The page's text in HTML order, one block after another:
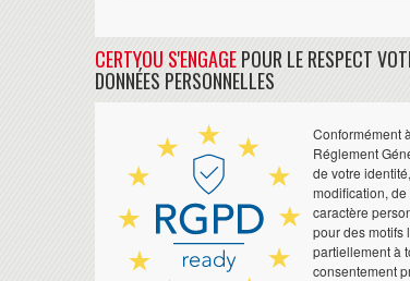
CERTYOU S'ENGAGEPOUR LE RESPECT
DONNÉES PERSONNELLES
Conformément
Réglement
de votre
modification,
caractère
pour des motifs
partiellement à
consentement